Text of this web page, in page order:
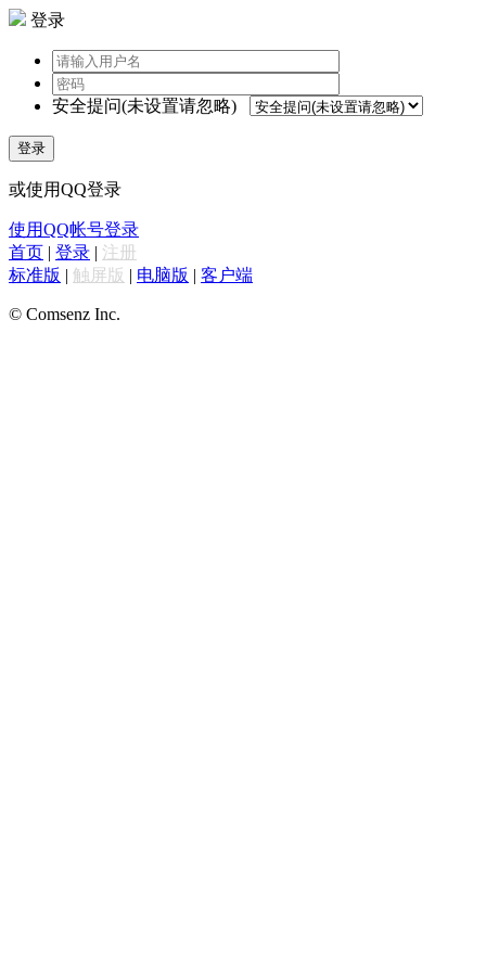
登录
安全提问(未设置请忽略)
登录
或使用QQ登录
使用QQ帐号登录
首页 | 登录 | 注册
标准版 | 触屏版 | 电脑版 | 客户端
© Comsenz Inc.